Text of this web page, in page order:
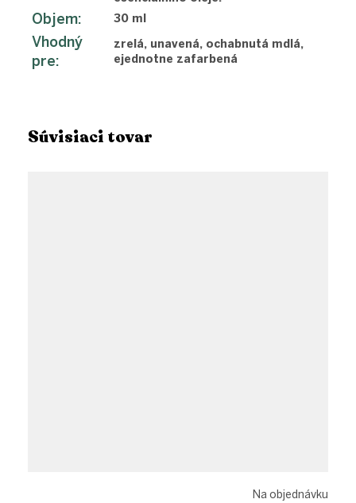
Súvisiaci tovar
Na objednávku
Objem: 30 ml
Vhodný
pre:
zrelá, unavená, ochabnutá mdlá,
ejednotne zafarbená